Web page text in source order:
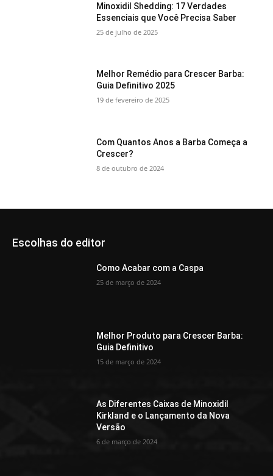
Minoxidil Shedding: 17 Verdades
Essenciais que Você Precisa Saber
25 de julho de 2025
Melhor Remédio para Crescer Barba:
Guia Definitivo 2025
19 de fevereiro de 2025
Com Quantos Anos a Barba Começa a
Crescer?
8 de outubro de 2024
Escolhas do editor
Como Acabar com a Caspa
25 de março de 2024
Melhor Produto para Crescer Barba:
Guia Definitivo
15 de março de 2024
As Diferentes Caixas de Minoxidil
Kirkland e o Lançamento da Nova
Versão
6 de março de 2024